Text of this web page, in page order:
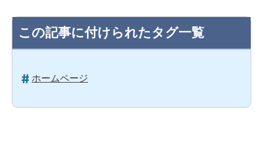
この記事に付けられたタグ一覧
ホームページ